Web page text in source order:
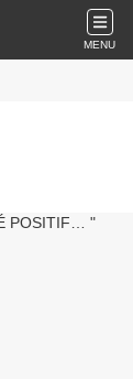
MENU